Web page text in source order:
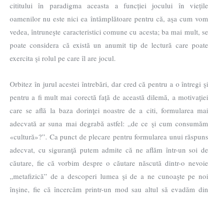
cititului în paradigma aceasta a funcției jocului în viețile
oamenilor nu este nici ea întâmplătoare pentru că, aşa cum vom
vedea, întruneşte caracteristici comune cu acesta; ba mai mult, se
poate considera că există un anumit tip de lectură care poate
exercita şi rolul pe care îl are jocul.
Orbitez în jurul acestei întrebări, dar cred că pentru a o întregi şi
pentru a fi mult mai corectă față de această dilemă, a motivaţiei
care se află la baza dorinţei noastre de a citi, formularea mai
adecvată ar suna mai degrabă astfel: „de ce şi cum consumăm
«cultură»?”. Ca punct de plecare pentru formularea unui răspuns
adecvat, cu siguranţă putem admite că ne aflăm într-un soi de
căutare, fie că vorbim despre o căutare născută dintr-o nevoie
„metafizică” de a descoperi lumea şi de a ne cunoaşte pe noi
înşine, fie că încercăm printr-un mod sau altul să evadăm din